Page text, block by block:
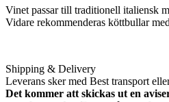
Vinet passar till traditionell italiensk
Vidare rekommenderas köttbullar
Shipping & Delivery
Leverans sker med Best transport
Det kommer att skickas ut en